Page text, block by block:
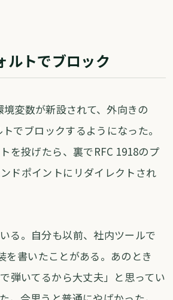
ルトでブロック
境変数が新設されて、外向きの
でブロックするようになった。
を投げたら、裏でRFC 1918のプ
ドポイントにリダイレクトされ
る。自分も以前、社内ツールで
書いたことがある。あのとき
弾いてるから大丈夫」と思ってい